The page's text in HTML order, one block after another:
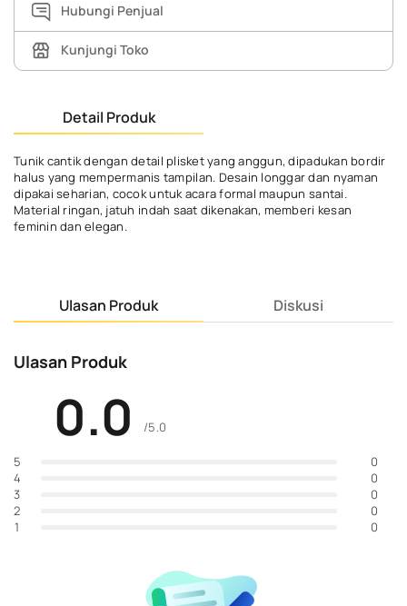
Hubungi Penjual
Kunjungi Toko
Detail Produk
Tunik cantik dengan detail plisket yang anggun, dipadukan bordir
halus yang mempermanis tampilan. Desain longgar dan nyaman
dipakai seharian, cocok untuk acara formal maupun santai.
Material ringan, jatuh indah saat dikenakan, memberi kesan
feminin dan elegan.
Ulasan Produk Diskusi
Ulasan Produk
0.0 /5.0
5
0
4
0
3
0
2
0
1
0